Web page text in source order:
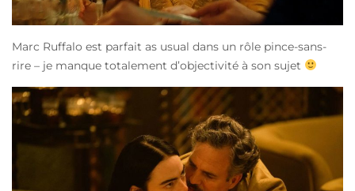
Marc Ruffalo est parfait as usual dans un rôle pince-sans-
rire – je manque totalement d’objectivité à son sujet